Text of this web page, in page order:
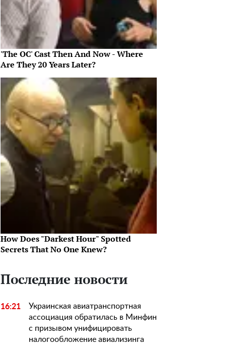
'The OC' Cast Then And Now - Where
Are They 20 Years Later?
How Does "Darkest Hour" Spotted
Secrets That No One Knew?
Последние новости
16:21
Украинская авиатранспортная
ассоциация обратилась в Минфин
с призывом унифицировать
налогообложение авиализинга